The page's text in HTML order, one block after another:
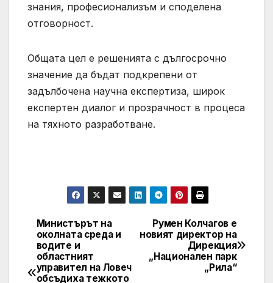
знания, професионализъм и споделена
отговорност.
Общата цел е решенията с дългосрочно
значение да бъдат подкрепени от
задълбочена научна експертиза, широк
експертен диалог и прозрачност в процеса
на тяхното разработване.
Post
navigation
Румен Колчагов е
новият директор на
Дирекция
„Национален парк
„Рила“
Министърът на
околната среда и
водите и
областният
управител на Ловеч
обсъдиха тежкото